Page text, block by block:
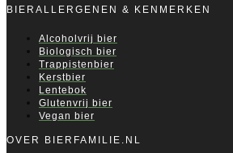
BIERALLERGENEN & KENMERKEN
Alcoholvrij bier
Biologisch bier
Trappistenbier
Kerstbier
Lentebok
Glutenvrij bier
Vegan bier
OVER BIERFAMILIE.NL